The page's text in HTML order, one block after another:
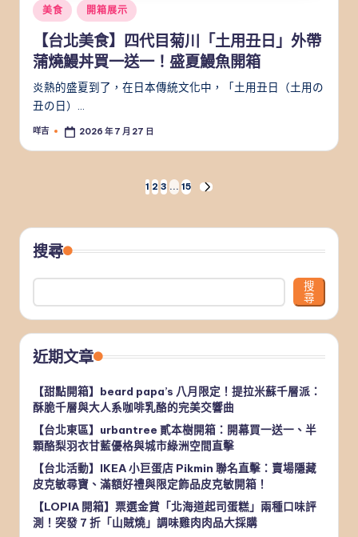
Posted
美食 開箱展示
【台北美食】四代目菊川「土用丑日」外帶
蒲燒鰻丼買一送一！盛夏鰻魚開箱
炎熱的盛夏到了，在日本傳統文化中，「土用丑日（土用の
丑の日）…
Posted
咩吉 2026 年 7 月 27 日
章
分
頁
1 2 3 ... 15
NEXT
搜尋
搜
尋
近期文章
【甜點開箱】beard papa’s 八月限定！提拉米蘇千層派：
酥脆千層與大人系咖啡乳酪的完美交響曲
【台北東區】urbantree 貳本樹開箱：開幕買一送一、半
顆酪梨羽衣甘藍優格與城市綠洲空間直擊
【台北活動】IKEA 小巨蛋店 Pikmin 聯名直擊：賣場隱藏
皮克敏尋寶、滿額好禮與限定飾品皮克敏開箱！
【LOPIA 開箱】票選金賞「北海道起司蛋糕」兩種口味評
測！突發 7 折「山賊燒」調味雞肉肉品大採購